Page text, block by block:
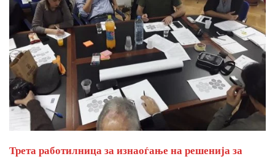
Трета работилница за изнаоѓање на решенија за